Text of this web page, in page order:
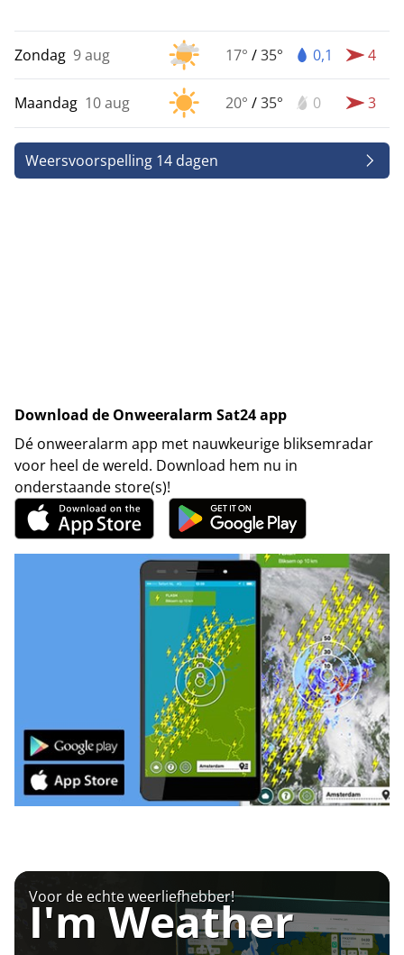
Zondag 9 aug 17° /35° 0,1 4
Maandag 10 aug 20° /35° 0 3
Weersvoorspelling 14 dagen
Download de Onweeralarm Sat24 app
Dé onweeralarm app met nauwkeurige bliksemradar
voor heel de wereld. Download hem nu in
onderstaande store(s)!
Voor de echte weerliefhebber!
I'm Weather